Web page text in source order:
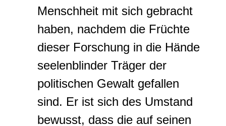
Menschheit mit sich gebracht
haben, nachdem die Früchte
dieser Forschung in die Hände
seelenblinder Träger der
politischen Gewalt gefallen
sind. Er ist sich des Umstand
bewusst, dass die auf seinen